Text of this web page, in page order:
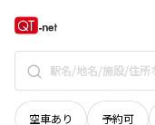
空車あり 予約可
京都府